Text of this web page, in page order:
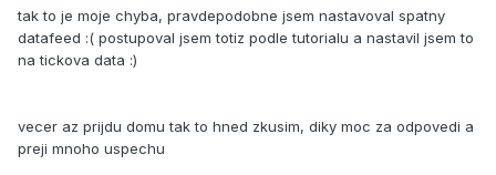
tak to je moje chyba, pravdepodobne jsem nastavoval spatny
datafeed :( postupoval jsem totiz podle tutorialu a nastavil jsem to
na tickova data :)
vecer az prijdu domu tak to hned zkusim, diky moc za odpovedi a
preji mnoho uspechu